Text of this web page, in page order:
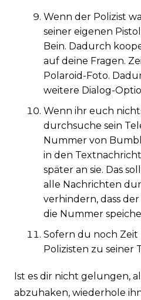
Wenn der Polizist
seiner eigenen
Bein. Dadurch
auf deine Fragen.
Polaroid-Foto.
weitere Dialog-
Wenn ihr euch
durchsuche sein
Nummer von
in den
später an sie. Das
alle Nachrichten
verhindern, dass
die Nummer
Sofern du noch Zeit
Polizisten zu seiner
Ist es dir nicht gelungen,
abzuhaken, wiederhole